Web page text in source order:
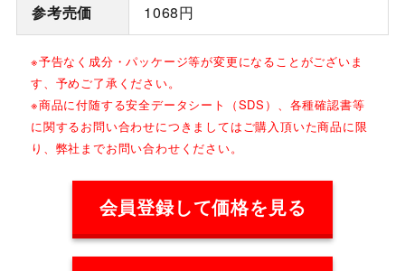
参考売価 1068円
※予告なく成分・パッケージ等が変更になることがございま
す、予めご了承ください。
※商品に付随する安全データシート（SDS）、各種確認書等
に関するお問い合わせにつきましてはご購入頂いた商品に限
り、弊社までお問い合わせください。
会員登録して価格を見る